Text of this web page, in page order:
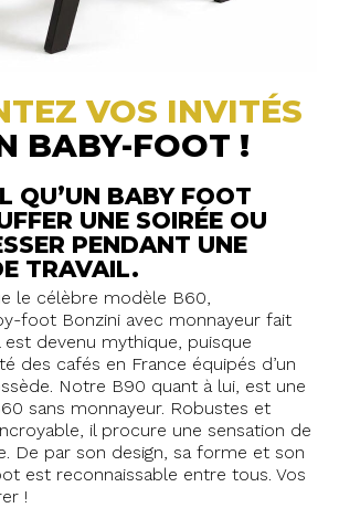
VOS INVITÉS
BABY-FOOT !
QU’UN BABY FOOT
UNE SOIRÉE OU
PENDANT UNE
TRAVAIL.
le célèbre modèle B60,
foot Bonzini avec monnayeur fait
est devenu mythique, puisque
des cafés en France équipés d’un
Notre B90 quant à lui, est une
sans monnayeur. Robustes et
il procure une sensation de
De par son design, sa forme et son
est reconnaissable entre tous. Vos
!